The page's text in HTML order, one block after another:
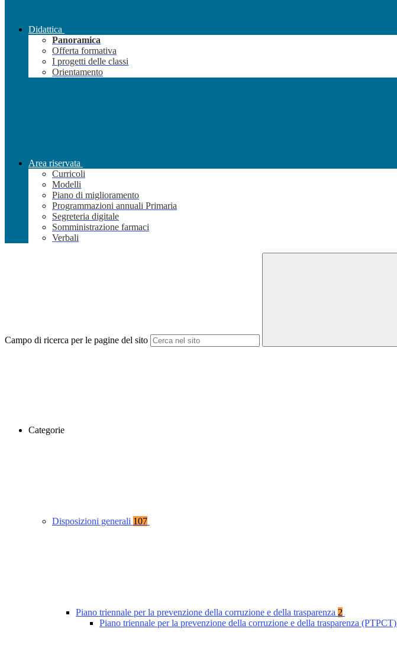
Didattica
Panoramica
Offerta formativa
I progetti delle classi
Orientamento
Area riservata
Curricoli
Modelli
Piano di miglioramento
Programmazioni annuali Primaria
Segreteria digitale
Somministrazione farmaci
Verbali
Campo di ricerca per le pagine del sito
Categorie
Disposizioni generali 107
Piano triennale per la prevenzione della corruzione e della trasparenza 2
Piano triennale per la prevenzione della corruzione e della trasparenza (PTPCT)